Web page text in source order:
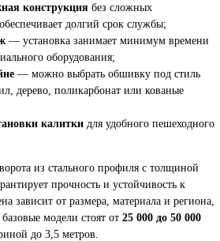
конструкция без сложных
долгий срок службы;
— установка занимает минимум времени
оборудования;
— можно выбрать обшивку под стиль
дерево, поликарбонат или кованые
калитки для удобного пешеходного
из стального профиля с толщиной
прочность и устойчивость к
зависит от размера, материала и региона,
модели стоят от 25 000 до 50 000
до 3,5 метров.